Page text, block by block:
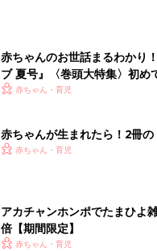
赤ちゃんのお世話まるわかり
ブ 夏号』〈巻頭大特集〉初め
く！ おっぱい・ミルクの基本
赤ちゃん・育児
赤ちゃんが生まれたら！2冊の
赤ちゃん・育児
アカチャンホンポでたまひよ
倍【期間限定】
赤ちゃん・育児